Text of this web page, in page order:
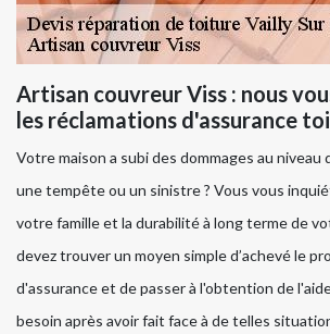
Artisan couvreur Viss : nous
les réclamations d'assurance
Votre maison a subi des dommages au
une tempête ou un sinistre ? Vous vous
votre famille et la durabilité à long terme de
devez trouver un moyen simple d’achevé le
d'assurance et de passer à l'obtention de
besoin après avoir fait face à de telles